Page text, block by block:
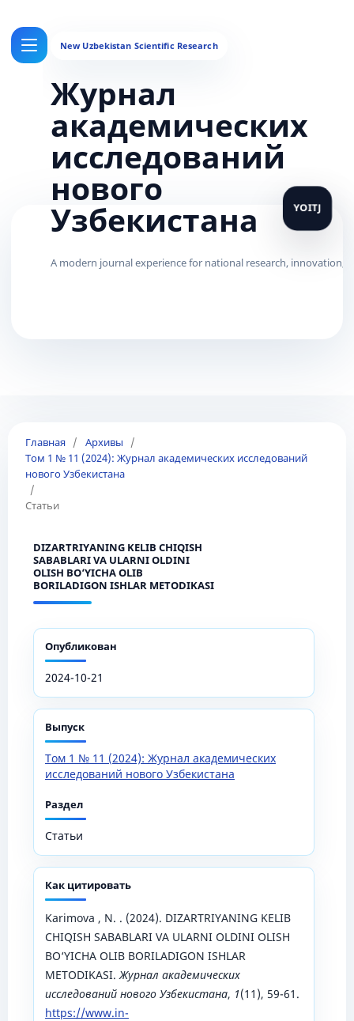
Журнал
академических
исследований
нового
Узбекистана
Главная / Архивы
/
Том 1 № 11 (2024): Журнал академических исследований
нового Узбекистана
/
Статьи
DIZARTRIYANING KELIB CHIQISH
SABABLARI VA ULARNI OLDINI
OLISH BO‘YICHA OLIB
BORILADIGON ISHLAR METODIKASI
Опубликован
2024-10-21
Выпуск
Том 1 № 11 (2024): Журнал академических
исследований нового Узбекистана
Раздел
Статьи
Как цитировать
Karimova , N. . (2024). DIZARTRIYANING KELIB
CHIQISH SABABLARI VA ULARNI OLDINI OLISH
BO‘YICHA OLIB BORILADIGON ISHLAR
METODIKASI.Журнал академических
исследований нового Узбекистана, 1(11), 59-61.
https://www.in-